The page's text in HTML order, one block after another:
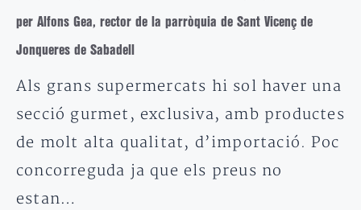
per Alfons Gea, rector de la parròquia de Sant Vicenç de
Jonqueres de Sabadell
Als grans supermercats hi sol haver una
secció gurmet, exclusiva, amb productes
de molt alta qualitat, d’importació. Poc
concorreguda ja que els preus no
estan…